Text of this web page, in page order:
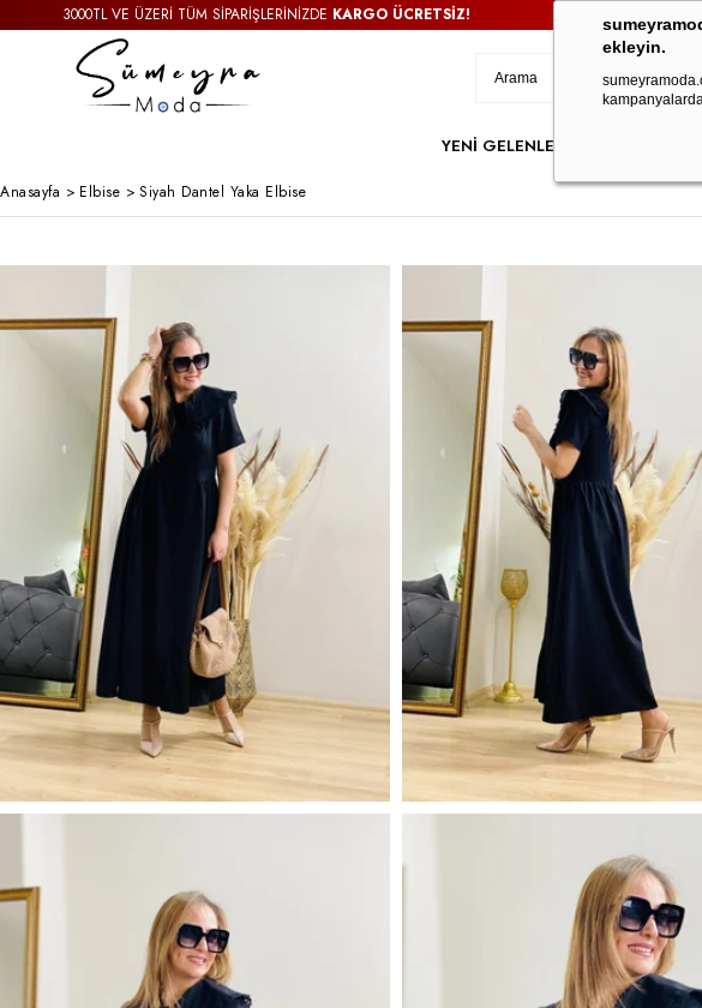
ekleyin.
3000TL VE ÜZERİ TÜM SİPARİŞLERİNİZDE KARGO ÜCRETSİZ! 3000TL VE
YENİ GELENLER
Anasayfa > Elbise > Siyah Dantel Yaka Elbise